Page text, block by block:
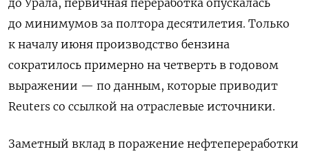
до минимумов за полтора десятилетия. Только
к началу июня производство бензина
сократилось примерно на четверть в годовом
выражении — по данным, которые приводит
Reuters со ссылкой на отраслевые источники.
Заметный вклад в поражение нефтепереработки